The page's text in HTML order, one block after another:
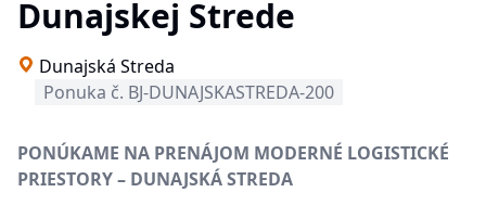
Dunajskej Strede
Dunajská Streda
Ponuka č. BJ-DUNAJSKASTREDA-200
PONÚKAME NA PRENÁJOM MODERNÉ LOGISTICKÉ
PRIESTORY – DUNAJSKÁ STREDA